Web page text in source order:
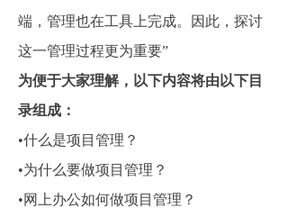
端，管理也在工具上完成。因此，探讨
这一管理过程更为重要”
为便于大家理解，以下内容将由以下目
录组成：
•什么是项目管理？
•为什么要做项目管理？
•网上办公如何做项目管理？